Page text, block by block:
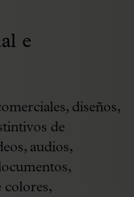
e
diseños,
de
audios,
colores,